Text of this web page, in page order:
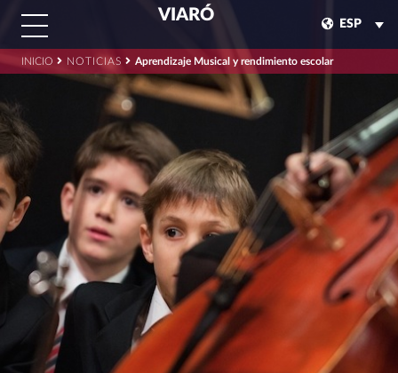
VIARÓ
ESP
INICIO NOTICIAS Aprendizaje Musical y rendimiento escolar